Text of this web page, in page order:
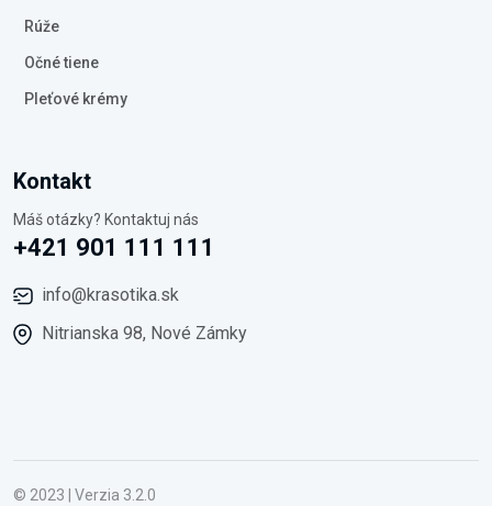
Rúže
Očné tiene
Pleťové krémy
Kontakt
Máš otázky? Kontaktuj nás
+421 901 111 111
info@krasotika.sk
Nitrianska 98, Nové Zámky
© 2023 | Verzia 3.2.0